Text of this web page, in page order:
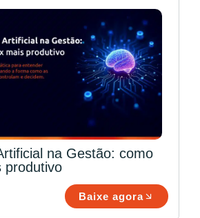
na Gestão: como
produtivo
Baixe agora